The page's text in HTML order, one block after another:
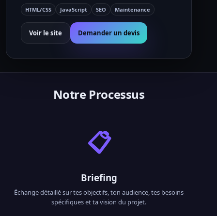
HTML/CSS JavaScript SEO Maintenance
Voir le site Demander un devis
Notre Processus
📋
Briefing
Échange détaillé sur tes objectifs, ton audience, tes besoins
spécifiques et ta vision du projet.